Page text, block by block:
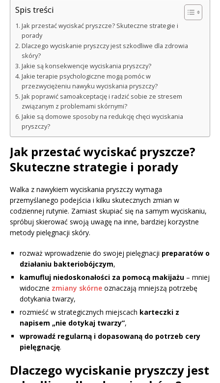
Spis treści
Jak przestać wyciskać pryszcze? Skuteczne strategie i
porady
Dlaczego wyciskanie pryszczy jest szkodliwe dla zdrowia
skóry?
Jakie są konsekwencje wyciskania pryszczy?
Jakie terapie psychologiczne mogą pomóc w
przezwyciężeniu nawyku wyciskania pryszczy?
Jak poprawić samoakceptację i radzić sobie ze stresem
związanym z problemami skórnymi?
Jakie są domowe sposoby na redukcję chęci wyciskania
pryszczy?
Jak przestać wyciskać pryszcze?
Skuteczne strategie i porady
Walka z nawykiem wyciskania pryszczy wymaga
przemyślanego podejścia i kilku skutecznych zmian w
codziennej rutynie. Zamiast skupiać się na samym wyciskaniu,
spróbuj skierować swoją uwagę na inne, bardziej korzystne
metody pielęgnacji skóry.
rozważ wprowadzenie do swojej pielęgnacji preparatów o
działaniu bakteriobójczym,
kamufluj niedoskonałości za pomocą makijażu – mniej
widoczne zmiany skórne oznaczają mniejszą potrzebę
dotykania twarzy,
rozmieść w strategicznych miejscach karteczki z
napisem „nie dotykaj twarzy”,
wprowadź regularną i dopasowaną do potrzeb cery
pielęgnację.
Dlaczego wyciskanie pryszczy jest